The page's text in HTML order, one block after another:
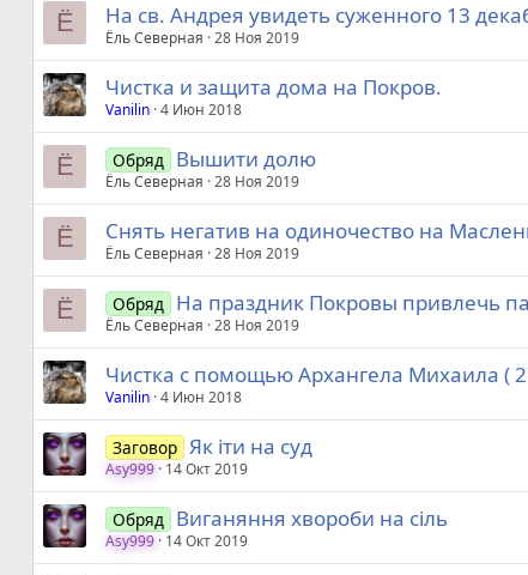
Ё На св. Андрея увидеть суженного 13
Ёль Северная 28 Ноя 2019
Чистка и защита дома на Покров.
Vanilin 4 Июн 2018
Ё Обряд Вышити долю
Ёль Северная 28 Ноя 2019
Ё Снять негатив на одиночество на
Ёль Северная 28 Ноя 2019
Ё Обряд На праздник Покровы привлечь
Ёль Северная 28 Ноя 2019
Чистка с помощью Архангела Михаила (
Vanilin 4 Июн 2018
Заговор Як іти на суд
Asy999 14 Окт 2019
Обряд Виганяння хвороби на сіль
Asy999 14 Окт 2019